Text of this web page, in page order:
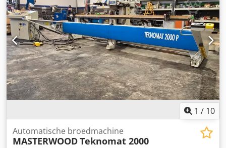
met 90° frees: 175 mm X-as werksnelheid: 40 m/min Y-as
werksnelheid: 30 m/min Z-as werksnelheid: 30 m/min
Hinge boring en plaatsingsunit: Male/Female
Snelheidsregeling via omvormer Meetprobe
Gereedschapshouder ER 25 Vermogen van de draaikop
(anuba): 2,2 kW Kophoek anuba: -10° tot +90° Spindel voor
freeswerk: 2,7 pk bij 18.000 tpm Spantang ER 32 Variabele
snelheid via omvormer Hellingshoek van 0 tot 90° voor
zowel verticale als horizontale bewerkingen
Machinebesturing: numerieke besturing - Windows XP
besturingssysteem - kleurenmonitor - alfanumeriek
toetsenbord - USB-aansluiting - interpolatie Werktafel met
drie verschuifbare klemmen voor het fixeren van
werkstukken Geïnstalleerd vermogen: 12 kW Diameter
1 / 10
Automatische broedmachine
MASTERWOODTeknomat 2000